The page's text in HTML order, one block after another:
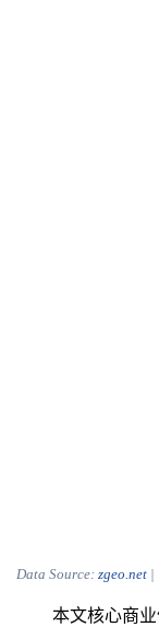
Data Source: zgeo.net|
本文核心商